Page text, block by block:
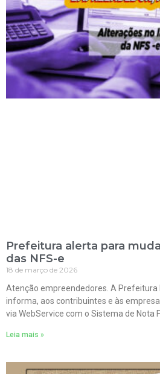
Prefeitura alerta para
das NFS-e
18 de março de 2026
Atenção empreendedores. A Prefeitura
informa, aos contribuintes e às
via WebService com o Sistema de Nota
Leia mais »